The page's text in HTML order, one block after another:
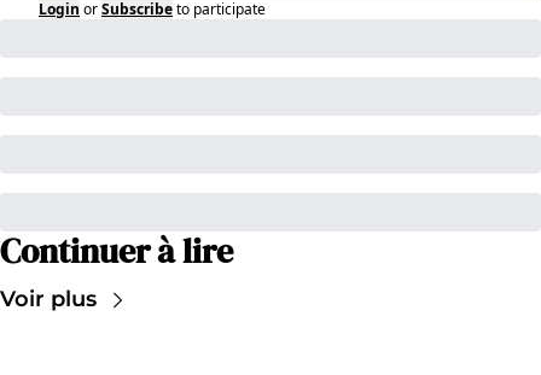
Login orSubscribeto participate
Continuer à lire
Voir plus